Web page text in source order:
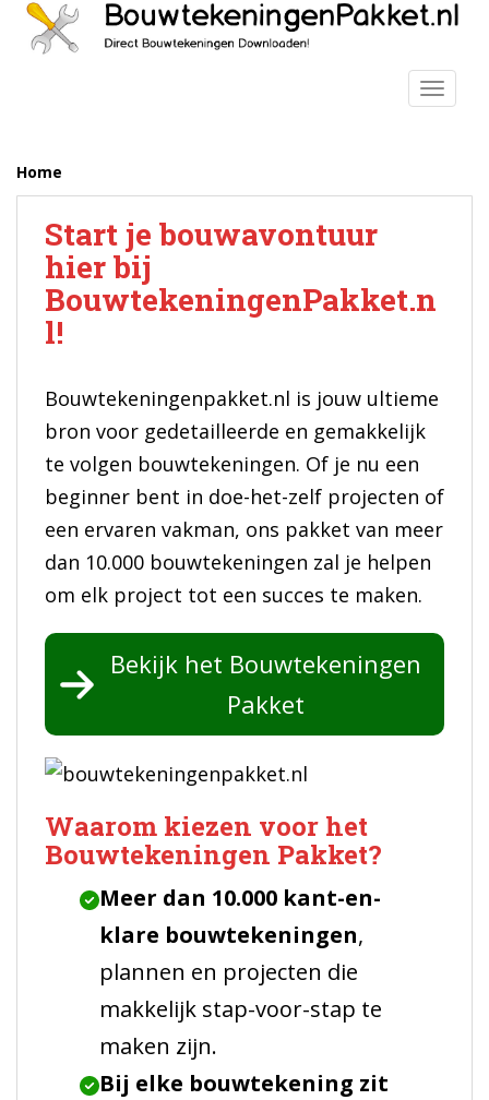
Home
Start je bouwavontuur
hier bij
BouwtekeningenPakket.n
l!
Bouwtekeningenpakket.nl is jouw ultieme
bron voor gedetailleerde en gemakkelijk
te volgen bouwtekeningen. Of je nu een
beginner bent in doe-het-zelf projecten of
een ervaren vakman, ons pakket van meer
dan 10.000 bouwtekeningen zal je helpen
om elk project tot een succes te maken.
Bekijk het Bouwtekeningen
Pakket
Waarom kiezen voor het
Bouwtekeningen Pakket?
Meer dan 10.000 kant-en-
klare bouwtekeningen,
plannen en projecten die
makkelijk stap-voor-stap te
maken zijn.
Bij elke bouwtekening zit